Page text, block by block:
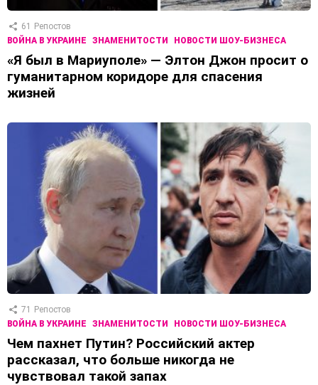
61 Репостов
ВОЙНА В УКРАИНЕ
ЗНАМЕНИТОСТИ НОВОСТИ ШОУ-БИЗНЕСА
«Я был в Мариуполе» — Элтон Джон просит о
гуманитарном коридоре для спасения
жизней
71 Репостов
ВОЙНА В УКРАИНЕ
ЗНАМЕНИТОСТИ НОВОСТИ ШОУ-БИЗНЕСА
Чем пахнет Путин? Российский актер
рассказал, что больше никогда не
чувствовал такой запах